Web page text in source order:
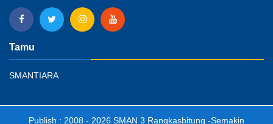
Tamu
SMANTIARA
Publish : 2008 - 2026 SMAN 3 Rangkasbitung -Semakin